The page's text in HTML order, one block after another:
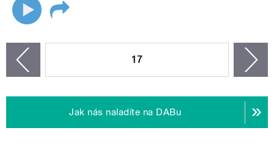
17
Jak nás naladíte na DABu